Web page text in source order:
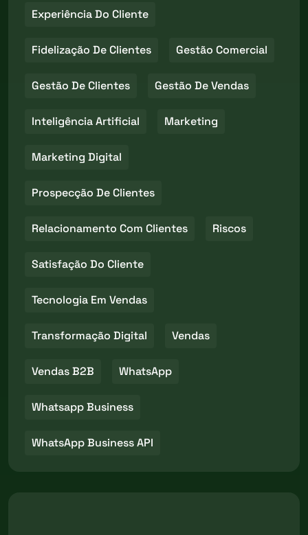
Experiência Do Cliente
Fidelização De Clientes Gestão Comercial
Gestão De Clientes Gestão De Vendas
Inteligência Artificial Marketing
Marketing Digital
Prospecção De Clientes
Relacionamento Com Clientes Riscos
Satisfação Do Cliente
Tecnologia Em Vendas
Transformação Digital Vendas
Vendas B2B WhatsApp
Whatsapp Business
WhatsApp Business API